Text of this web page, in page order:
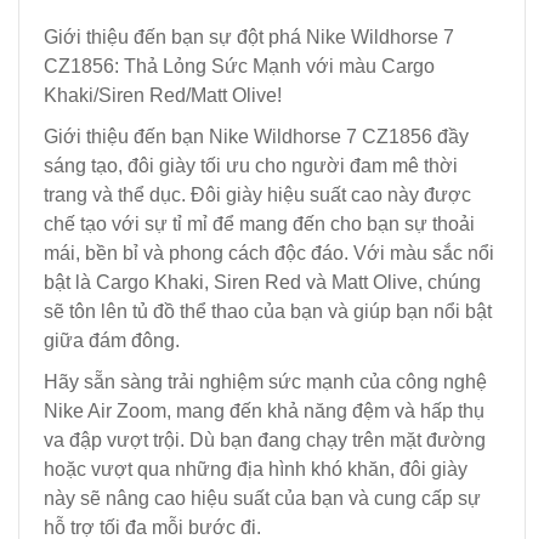
Giới thiệu đến bạn sự đột phá Nike Wildhorse 7
CZ1856: Thả Lỏng Sức Mạnh với màu Cargo
Khaki/Siren Red/Matt Olive!
Giới thiệu đến bạn Nike Wildhorse 7 CZ1856 đầy
sáng tạo, đôi giày tối ưu cho người đam mê thời
trang và thể dục. Đôi giày hiệu suất cao này được
chế tạo với sự tỉ mỉ để mang đến cho bạn sự thoải
mái, bền bỉ và phong cách độc đáo. Với màu sắc nổi
bật là Cargo Khaki, Siren Red và Matt Olive, chúng
sẽ tôn lên tủ đồ thể thao của bạn và giúp bạn nổi bật
giữa đám đông.
Hãy sẵn sàng trải nghiệm sức mạnh của công nghệ
Nike Air Zoom, mang đến khả năng đệm và hấp thụ
va đập vượt trội. Dù bạn đang chạy trên mặt đường
hoặc vượt qua những địa hình khó khăn, đôi giày
này sẽ nâng cao hiệu suất của bạn và cung cấp sự
hỗ trợ tối đa mỗi bước đi.